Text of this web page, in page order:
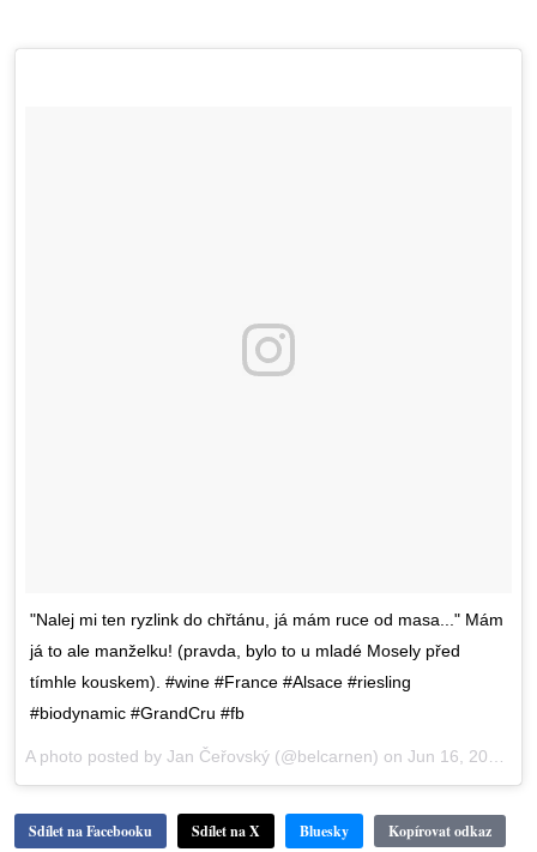
"Nalej mi ten ryzlink do chřtánu, já mám ruce od masa..." Mám
já to ale manželku! (pravda, bylo to u mladé Mosely před
tímhle kouskem). #wine #France #Alsace #riesling
#biodynamic #GrandCru #fb
A photo posted by Jan Čeřovský (@belcarnen) on Jun 16, 2016 at 9:59am PDT
Sdílet na Facebooku Sdílet na X Bluesky Kopírovat odkaz